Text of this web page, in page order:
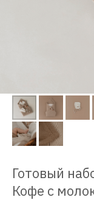
Готовый
Кофе с